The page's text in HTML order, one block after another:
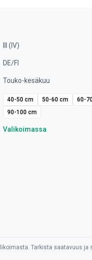
III (IV)
DE/FI
Touko-kesäkuu
40-50 cm 50-60 cm
60-
90-100 cm
Valikoimassa
Tarkista saatavuus ja